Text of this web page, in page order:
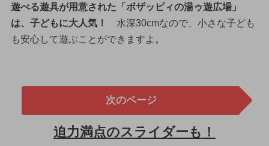
遊べる遊具が用意された「ボザッピィの湯ゥ遊広場」
は、子どもに大人気！
水深30cmなので、小さな子ども
も安心して遊ぶことができますよ。
次のページ
迫力満点のスライダーも！